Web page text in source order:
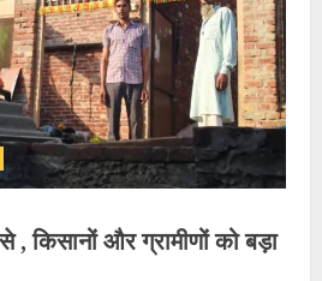
और ग्रामीणों को बड़ा